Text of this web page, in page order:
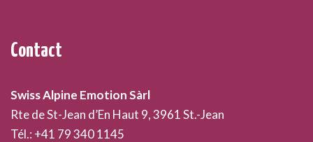
Contact
Swiss Alpine Emotion Sàrl
Rte de St-Jean d’En Haut 9, 3961 St.-Jean
Tél.: +41 79 340 1145